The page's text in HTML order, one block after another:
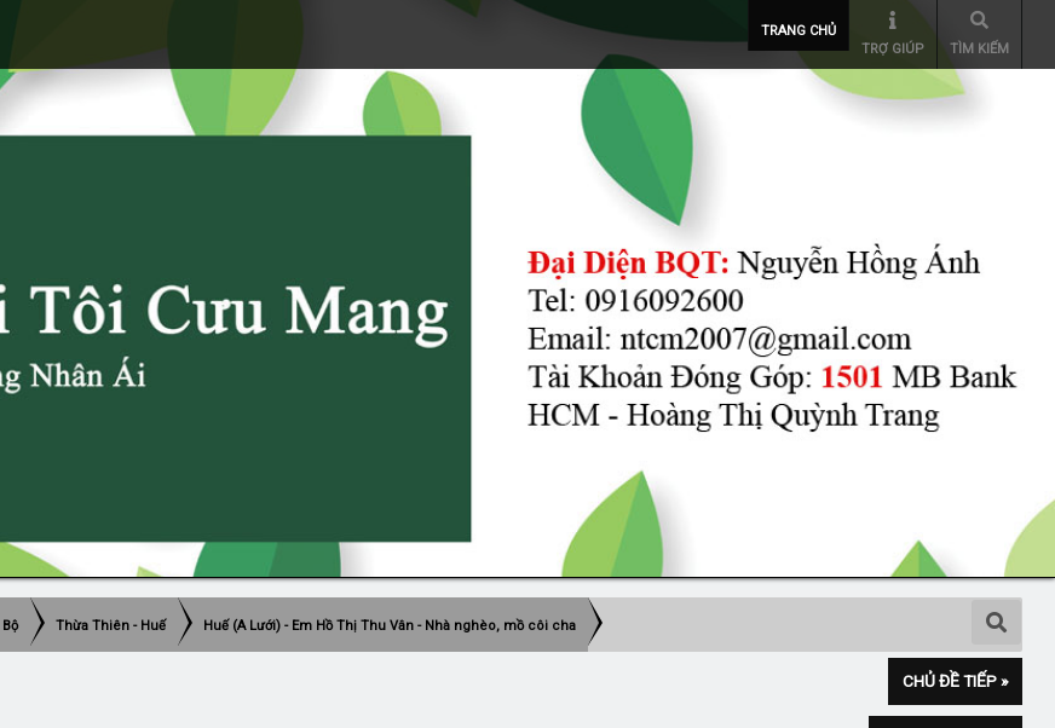
TRANG CHỦ
TRỢ GIÚP
TÌM KIẾM
Thừa Thiên - Huế Huế (A Lưới) - Em Hồ Thị Thu Vân - Nhà nghèo, mồ côi cha
CHỦ ĐỀ TIẾP »